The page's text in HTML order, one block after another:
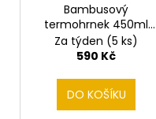
Bambusový
termohrnek 450ml
LINKIN PARK
Za týden (5 ks)
590 Kč
DO KOŠÍKU